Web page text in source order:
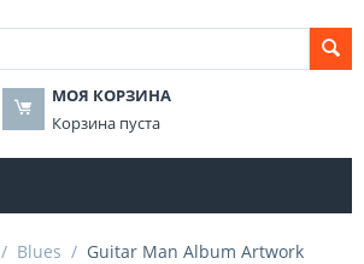
МОЯ КОРЗИНА
Корзина пуста
/ Blues / Guitar Man Album Artwork